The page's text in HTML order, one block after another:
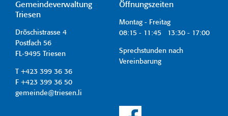
Gemeindeverwaltung
Triesen
Dröschistrasse 4
Postfach 56
FL-9495 Triesen
T +423 399 36 36
F +423 399 36 50
gemeinde@triesen.li
Öffnungszeiten
Montag - Freitag
08:15 - 11:45 13:30 - 17:00
Sprechstunden nach
Vereinbarung